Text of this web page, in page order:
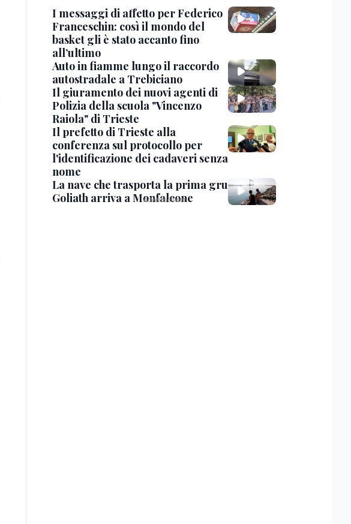
I messaggi di affetto per Federico
Franceschin: così il mondo del
basket gli è stato accanto fino
all’ultimo
Auto in fiamme lungo il raccordo
autostradale a Trebiciano
Il giuramento dei nuovi agenti di
Polizia della scuola "Vincenzo
Raiola" di Trieste
Il prefetto di Trieste alla
conferenza sul protocollo per
l'identificazione dei cadaveri senza
nome
La nave che trasporta la prima gru
Goliath arriva a Monfalcone